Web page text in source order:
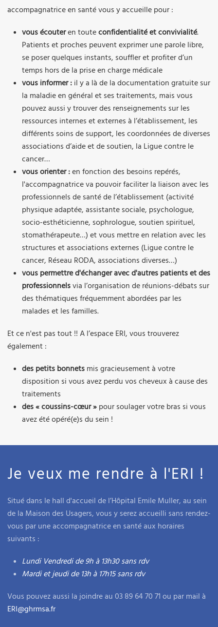
accompagnatrice en santé vous y accueille pour :
vous écouteren touteconfidentialité et convivialité.
Patients et proches peuvent exprimer une parole libre,
se poser quelques instants, souffler et profiter d’un
temps hors de la prise en charge médicale
vous informer : il y a là de la documentation gratuite sur
la maladie en général et ses traitements, mais vous
pouvez aussi y trouver des renseignements sur les
ressources internes et externes à l’établissement, les
différents soins de support, les coordonnées de diverses
associations d’aide et de soutien, la Ligue contre le
cancer…
vous orienter :en fonction des besoins repérés,
l'accompagnatrice va pouvoir faciliter la liaison avec les
professionnels de santé de l’établissement (activité
physique adaptée, assistante sociale, psychologue,
socio-esthéticienne, sophrologue, soutien spirituel,
stomathérapeute…) et vous mettre en relation avec les
structures et associations externes (Ligue contre le
cancer, Réseau RODA, associations diverses…)
vous permettre d'échanger avec d'autres patients et des
professionnelsvia l’organisation de réunions-débats sur
des thématiques fréquemment abordées par les
malades et les familles.
Et ce n'est pas tout !! A l’espace ERI, vous trouverez
également :
des petits bonnets mis gracieusement à votre
disposition si vous avez perdu vos cheveux à cause des
traitements
des « coussins-cœur » pour soulager votre bras si vous
avez été opéré(e)s du sein !
Je veux me rendre à l'ERI !
Situé dans le hall d'accueil de l’Hôpital Emile Muller, au sein
de la Maison des Usagers, vous y serez accueilli sans rendez-
vous par une accompagnatrice en santé aux horaires
suivants :
Lundi Vendredi de9h à 13h30sans rdv
Mardi et jeudi de 13h à 17h15 sans rdv
Vous pouvez aussi la joindre au 03 89 64 70 71 ou par mail à
ERI@ghrmsa.fr